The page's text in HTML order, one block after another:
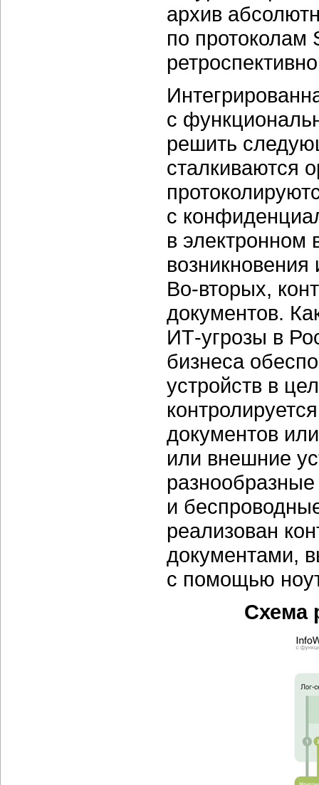
архив
по протоколам
с
решить
сталкиваются
с
в электронном
возникновения
Во-вторых,
документов.
ИТ-угрозы в
бизнеса
устройств в
документов
или внешние
и
реализован
документами,
с помощью
Схема